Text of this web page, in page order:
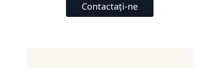
Contactați-ne